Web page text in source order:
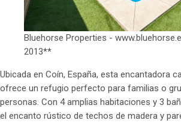
Bluehorse Properties -
2013**
Ubicada en Coín, España, esta encantadora
ofrece un refugio perfecto para familias o
personas. Con 4 amplias habitaciones y 3
el encanto rústico de techos de madera y